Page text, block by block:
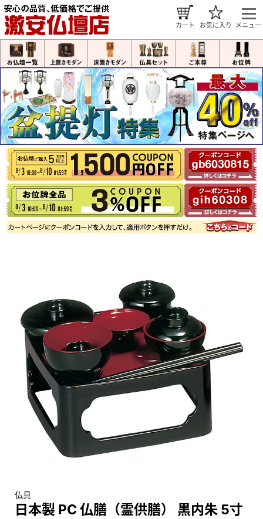
メニュー
お気に入り
カート
仏具
日本製 PC 仏膳（霊供膳） 黒内朱 5寸